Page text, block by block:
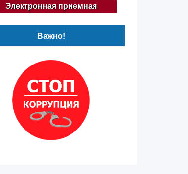
Электронная приемная
Важно!